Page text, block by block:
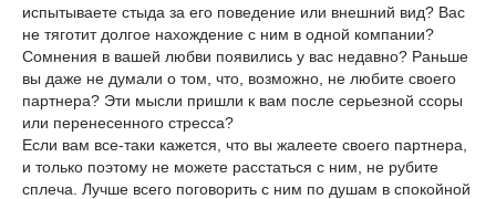
испытываете стыда за его поведение или внешний вид? Вас
не тяготит долгое нахождение с ним в одной компании?
Сомнения в вашей любви появились у вас недавно? Раньше
вы даже не думали о том, что, возможно, не любите своего
партнера? Эти мысли пришли к вам после серьезной ссоры
или перенесенного стресса?
Если вам все-таки кажется, что вы жалеете своего партнера,
и только поэтому не можете расстаться с ним, не рубите
сплеча. Лучше всего поговорить с ним по душам в спокойной